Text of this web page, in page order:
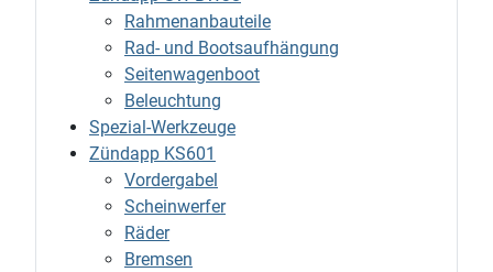
Rahmenanbauteile
Rad- und Bootsaufhängung
Seitenwagenboot
Beleuchtung
Spezial-Werkzeuge
Zündapp KS601
Vordergabel
Scheinwerfer
Räder
Bremsen